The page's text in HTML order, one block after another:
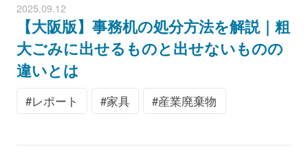
2025.09.12
【大阪版】事務机の処分方法を解説｜粗
大ごみに出せるものと出せないものの
違いとは
レポート 家具 産業廃棄物